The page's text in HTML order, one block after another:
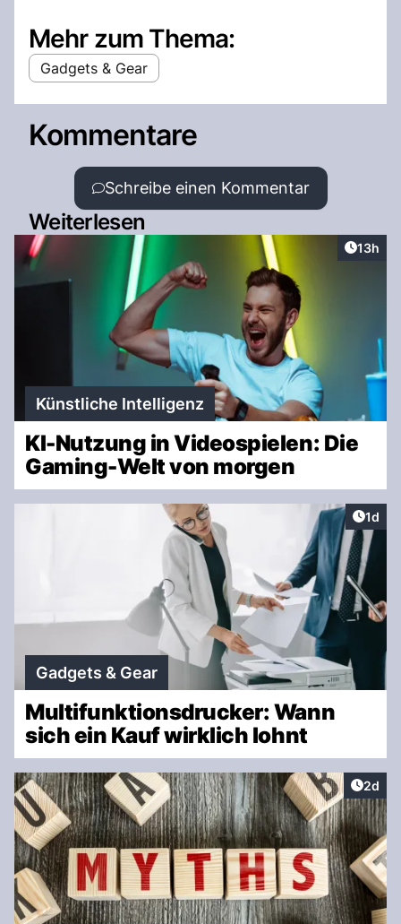
Mehr zum Thema:
Gadgets & Gear
Kommentare
Schreibe einen Kommentar
Weiterlesen
Artikel
13h
Künstliche Intelligenz
KI-Nutzung in Videospielen: Die
Gaming-Welt von morgen
1d
Gadgets & Gear
Multifunktionsdrucker: Wann
sich ein Kauf wirklich lohnt
2d